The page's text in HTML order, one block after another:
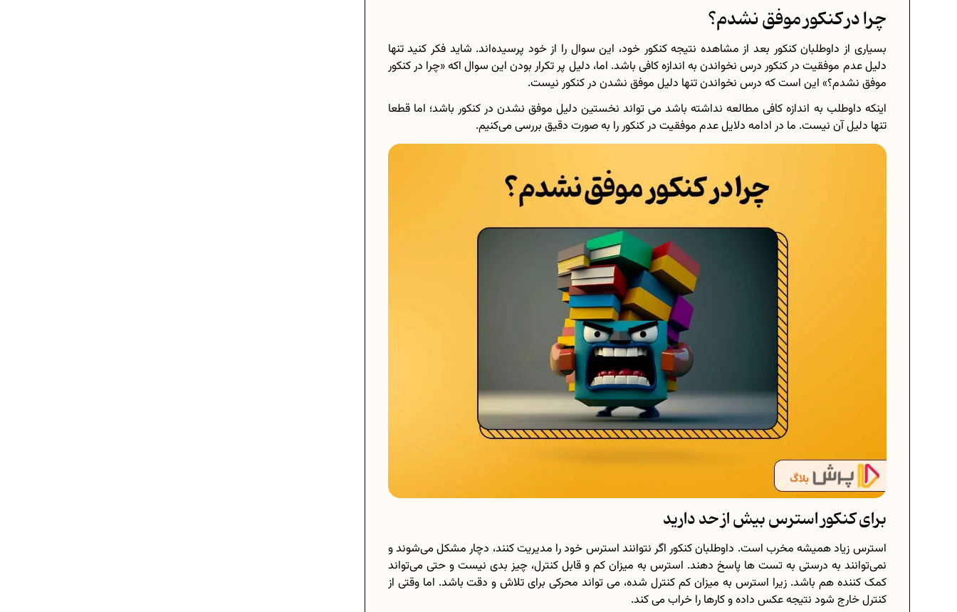
دانلود رایگان کتاب‌های دوازدهم...
اعداد صحیح، طبیعی و گویا چه اعدادی...
حذفیات کنکور انسانی 1404
اعداد صحیح، طبیعی و گویا چه اعدادی...
چرا در کنکور موفق نشدم؟
بسیاری از داوطلبان کنکور بعد از مشاهده نتیجه کنکور خود، این سوال را از خود پرسیده‌اند. شاید فکر کنید تنها
دلیل عدم موفقیت در کنکور درس نخواندن به اندازه کافی باشد. اما، دلیل پر تکرار بودن این سوال اکه «چرا در کنکور
موفق نشدم؟» این است که درس نخواندن تنها دلیل موفق نشدن در کنکور نیست.
اینکه داوطلب به اندازه کافی مطالعه نداشته باشد می تواند نخستین دلیل موفق نشدن در کنکور باشد؛ اما قطعا
تنها دلیل آن نیست. ما در ادامه دلایل عدم موفقیت در کنکور را به صورت دقیق بررسی می‌کنیم.
برای کنکور استرس بیش از حد دارید
استرس زیاد همیشه مخرب است. داوطلبان کنکور اگر نتوانند استرس خود را مدیریت کنند، دچار مشکل می‌شوند و
نمی‌توانند به درستی به تست ها پاسخ دهند. استرس به میزان کم و قابل کنترل، چیز بدی نیست و حتی می‌تواند
کمک کننده هم باشد. زیرا استرس به میزان کم کنترل شده، می تواند محرکی برای تلاش و دقت باشد. اما وقتی از
کنترل خارج شود نتیجه عکس داده و کارها را خراب می کند.